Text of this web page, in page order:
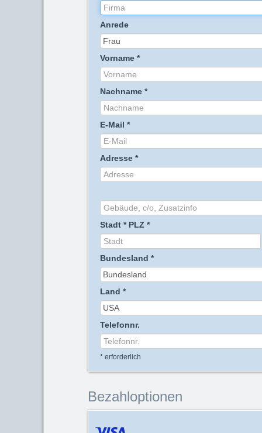
Anrede
Vorname *
Nachname *
E-Mail *
Adresse *
Stadt * PLZ *
Bundesland *
Land *
Telefonnr.
* erforderlich
Bezahloptionen